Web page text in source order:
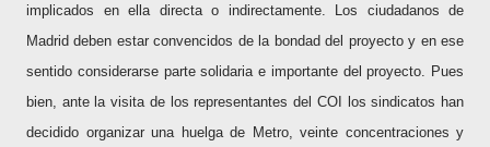
implicados en ella directa o indirectamente. Los ciudadanos de
Madrid deben estar convencidos de la bondad del proyecto y en ese
sentido considerarse parte solidaria e importante del proyecto. Pues
bien, ante la visita de los representantes del COI los sindicatos han
decidido organizar una huelga de Metro, veinte concentraciones y